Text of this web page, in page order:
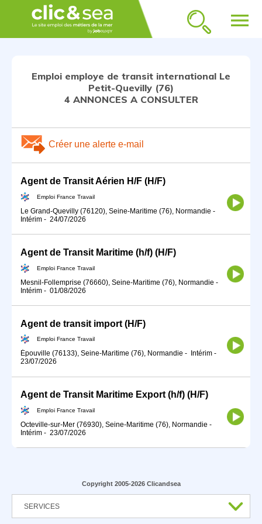
menu
Emploi employe de transit international Le
Petit-Quevilly (76)
4 ANNONCES A CONSULTER
Créer une alerte e-mail
Agent de Transit Aérien H/F (H/F)
Emploi France Travail
Le Grand-Quevilly (76120), Seine-Maritime (76), Normandie -
Intérim - 24/07/2026
Agent de Transit Maritime (h/f) (H/F)
Emploi France Travail
Mesnil-Follemprise (76660), Seine-Maritime (76), Normandie -
Intérim - 01/08/2026
Agent de transit import (H/F)
Emploi France Travail
Épouville (76133), Seine-Maritime (76), Normandie - Intérim -
23/07/2026
Agent de Transit Maritime Export (h/f) (H/F)
Emploi France Travail
Octeville-sur-Mer (76930), Seine-Maritime (76), Normandie -
Intérim - 23/07/2026
Copyright 2005-2026 Clicandsea
SERVICES